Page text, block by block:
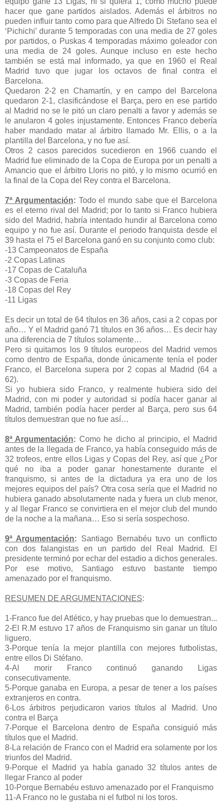
hacer que gane partidos aislados. Además el árbitros no
pueden influir tanto como para que Alfredo Di Stefano sea el
‘Pichichi’ durante 5 temporadas con una media de 27 goles
por partidos, o Puskas 4 temporadas máximo goleador con
una media de 24 goles. Aunque incluso en este hecho
también se está mal informado, ya que en 1960 el Real
Madrid tuvo que jugar los octavos de final contra el
Barcelona.
Quedaron 2-2 en Chamartín, y en campo del Barcelona
quedaron 2-1, clasificándose el Barça, pero en ese partido
al Madrid no se le pitó un claro penalti a favor y además se
le anularon 4 goles injustamente. Entonces Franco debería
haber mandado matar al árbitro llamado Mr. Ellis, o a la
plantilla del Barcelona, y no fue así.
Otros 2 casos parecidos sucedieron en 1966 cuando el
Madrid fue eliminado de la Copa de Europa por un penalti a
Amancio que el árbitro Lloris no pitó, y lo mismo ocurrió en
la final de la Copa del Rey contra el Barcelona.
7ª Argumentación: Todo el mundo sabe que el Barcelona
es el eterno rival del Madrid; por lo tanto si Franco hubiera
sido del Madrid, habría intentado hundir al Barcelona como
equipo y no fue así. Durante el periodo franquista desde el
39 hasta el 75 el Barcelona ganó en su conjunto como club:
-13 Campeonatos de España
-2 Copas Latinas
-17 Copas de Cataluña
-3 Copas de Feria
-18 Copas del Rey
-11 Ligas
Es decir un total de 64 títulos en 36 años, casi a 2 copas por
año… Y el Madrid ganó 71 títulos en 36 años… Es decir hay
una diferencia de 7 títulos solamente…
Pero si quitamos los 9 títulos europeos del Madrid vemos
como dentro de España, donde únicamente tenía el poder
Franco, el Barcelona supera por 2 copas al Madrid (64 a
62).
Si yo hubiera sido Franco, y realmente hubiera sido del
Madrid, con mi poder y autoridad si podía hacer ganar al
Madrid, también podía hacer perder al Barça, pero sus 64
títulos demuestran que no fue así…
8ª Argumentación: Como he dicho al principio, el Madrid
antes de la llegada de Franco, ya había conseguido más de
32 trofeos, entre ellos Ligas y Copas del Rey, así que ¿Por
qué no iba a poder ganar honestamente durante el
franquismo, si antes de la dictadura ya era uno de los
mejores equipos del país? Otra cosa sería que el Madrid no
hubiera ganado absolutamente nada y fuera un club menor,
y al llegar Franco se convirtiera en el mejor club del mundo
de la noche a la mañana… Eso si sería sospechoso.
9ª Argumentación: Santiago Bernabéu tuvo un conflicto
con dos falangistas en un partido del Real Madrid. El
presidente terminó por echar del estadio a dichos generales.
Por ese motivo, Santiago estuvo bastante tiempo
amenazado por el franquismo.
RESUMEN DE ARGUMENTACIONES:
1-Franco fue del Atlético, y hay pruebas que lo demuestran...
2-El R.M estuvo 17 años de Franquismo sin ganar un título
liguero.
3-Porque tenía la mejor plantilla con mejores futbolistas,
entre ellos Di Stéfano.
4-Al morir Franco continuó ganando Ligas
consecutivamente.
5-Porque ganaba en Europa, a pesar de tener a los países
extranjeros en contra.
6-Los árbitros perjudicaron varios títulos al Madrid. Uno
contra el Barça
7-Porque el Barcelona dentro de España consiguió más
títulos que el Madrid.
8-La relación de Franco con el Madrid era solamente por los
triunfos del Madrid.
9-Porque el Madrid ya había ganado 32 títulos antes de
llegar Franco al poder
10-Porque Bernabéu estuvo amenazado por el Franquismo
11-A Franco no le gustaba ni el futbol ni los toros.